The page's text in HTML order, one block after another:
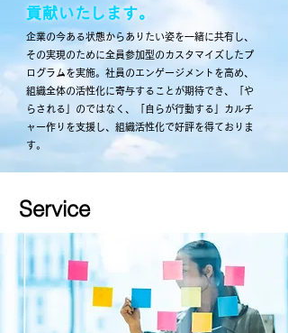
貢献いたします。
企業の今ある状態からありたい姿を一緒に共有し、
その実現のために全員参加型のカスタマイズしたプ
ログラムを実施。社員のエンゲージメントを高め、
組織全体の活性化に寄与することが期待でき、
「や
らされる」のではなく、「自らが行動する」カルチ
ャー作りを支援し、組織活性化で好評を得ておりま
す。
Service